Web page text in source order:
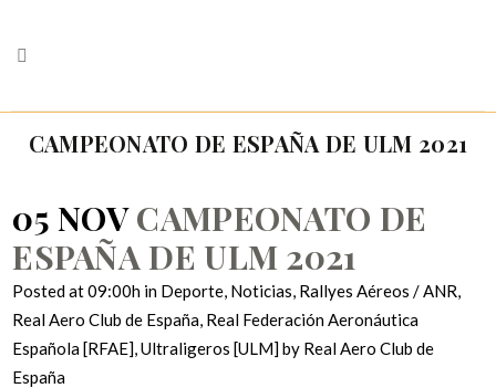
CAMPEONATO DE ESPAÑA DE ULM 2021
05 NOVCAMPEONATO DE
ESPAÑA DE ULM 2021
Posted at 09:00h in Deporte, Noticias, Rallyes Aéreos / ANR,
Real Aero Club de España, Real Federación Aeronáutica
Española [RFAE],Ultraligeros [ULM]by Real Aero Club de
España